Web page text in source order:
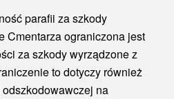
parafii za szkody
Cmentarza ograniczona jest
za szkody wyrządzone z
to dotyczy również
na